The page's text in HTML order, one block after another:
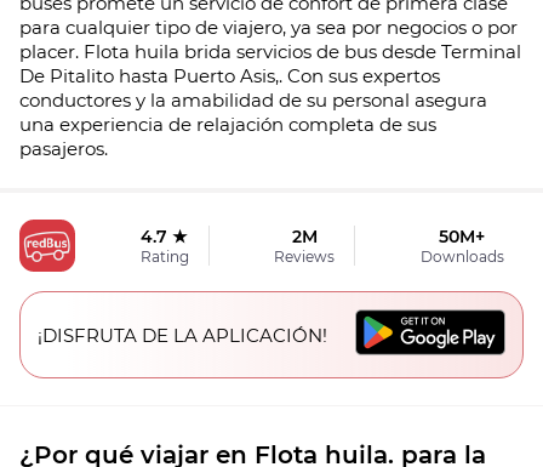
para cualquier tipo de viajero, ya sea por negocios o por
placer. Flota huila brida servicios de bus desde Terminal
De Pitalito hasta Puerto Asis,. Con sus expertos
conductores y la amabilidad de su personal asegura
una experiencia de relajación completa de sus
pasajeros.
4.7 ★
Rating
2M
Reviews
50M+
Downloads
¡DISFRUTA DE LA APLICACIÓN!
¿Por qué viajar en Flota huila. para la